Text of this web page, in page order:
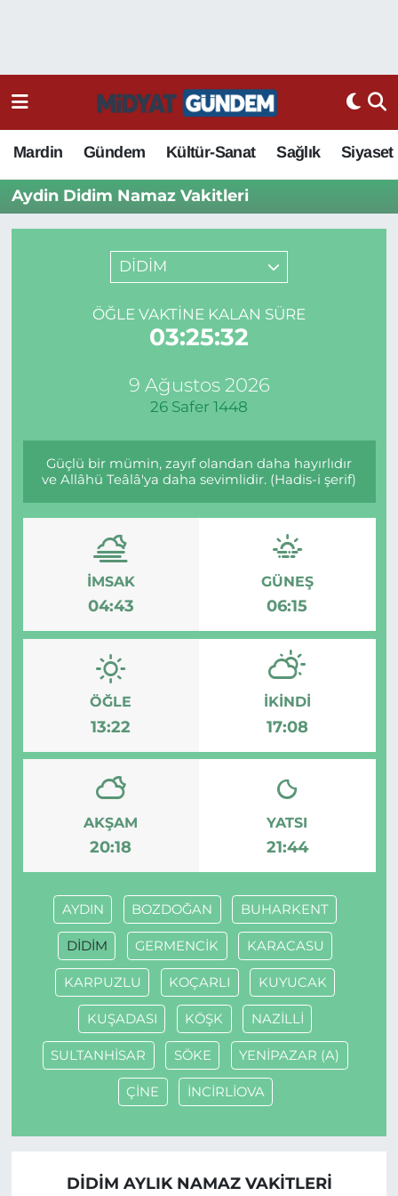
Mardin Gündem Kültür-Sanat Sağlık Siyaset
Aydin Didim Namaz Vakitleri
DİDİM
ÖĞLE VAKTINE KALAN SÜRE
03:25:32
9 Ağustos 2026
26 Safer 1448
Güçlü bir mümin, zayıf olandan daha hayırlıdır
ve Allâhü Teâlâ'ya daha sevimlidir. (Hadis-i şerif)
İMSAK
04:43
GÜNEŞ
06:15
ÖĞLE
13:22
İKINDI
17:08
AKŞAM
20:18
YATSI
21:44
AYDIN BOZDOĞAN BUHARKENT
DİDİM GERMENCİK KARACASU
KARPUZLU KOÇARLI KUYUCAK
KUŞADASI KÖŞK NAZİLLİ
SULTANHİSAR SÖKE YENİPAZAR (A)
ÇİNE İNCİRLİOVA
DİDİM AYLIK NAMAZ VAKITLERI